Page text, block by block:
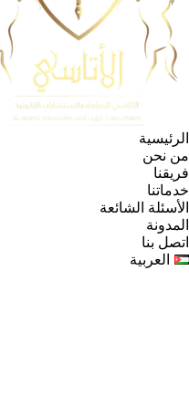
الرئيسية
من نحن
فريقنا
خدماتنا
الأسئلة الشائعة
المدونة
اتصل بنا
العربية